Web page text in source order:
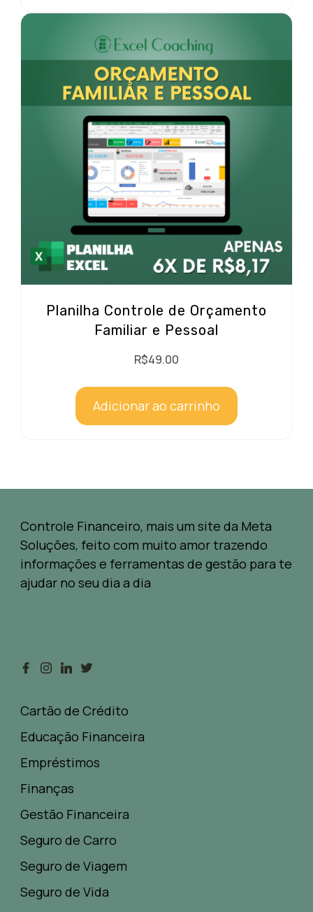
Planilha Controle de Orçamento
Familiar e Pessoal
R$49.00
Adicionar ao carrinho
Controle Financeiro, mais um site da Meta
Soluções, feito com muito amor trazendo
informações e ferramentas de gestão para te
ajudar no seu dia a dia
Cartão de Crédito
Educação Financeira
Empréstimos
Finanças
Gestão Financeira
Seguro de Carro
Seguro de Viagem
Seguro de Vida